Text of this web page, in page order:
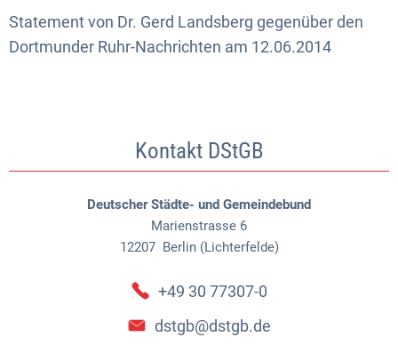
Statement von Dr. Gerd Landsberg gegenüber den
Dortmunder Ruhr-Nachrichten am 12.06.2014
Kontakt DStGB
Deutscher Städte- und Gemeindebund
Marienstrasse 6
12207 Berlin (Lichterfelde)
+49 30 77307-0
dstgb@dstgb.de